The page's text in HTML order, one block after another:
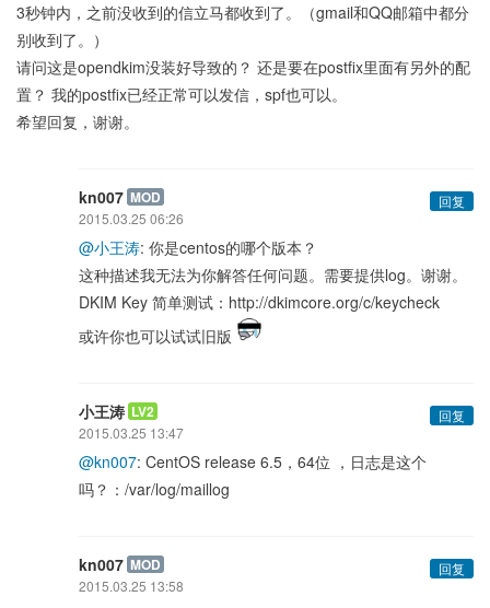
3秒钟内，之前没收到的信立马都收到了。（gmail和QQ邮箱中都分
别收到了。）
请问这是opendkim没装好导致的？ 还是要在postfix里面有另外的配
置？ 我的postfix已经正常可以发信，spf也可以。
希望回复，谢谢。
kn007 MOD
回复
2015.03.25 06:26
@小王涛: 你是centos的哪个版本？
这种描述我无法为你解答任何问题。需要提供log。谢谢。
DKIM Key 简单测试：http://dkimcore.org/c/keycheck
或许你也可以试试旧版
小王涛 LV2
回复
2015.03.25 13:47
@kn007: CentOS release 6.5，64位 ，日志是这个
吗？：/var/log/maillog
kn007 MOD
回复
2015.03.25 13:58